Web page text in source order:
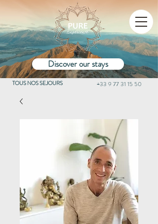
Discover our stays
+33 9 77 31 15 50
TOUS NOS SEJOURS